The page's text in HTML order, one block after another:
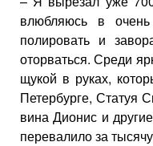
влюбляюсь в
полировать и
оторваться. Среди
щукой в руках,
Петербурге, Статуя
вина Дионис и
перевалило за